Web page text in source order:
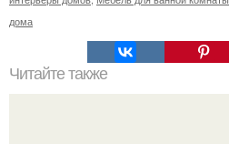
дома
Читайте также